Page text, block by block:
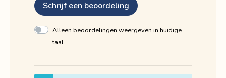
Schrijf een beoordeling
Alleen beoordelingen weergeven in huidige
taal.